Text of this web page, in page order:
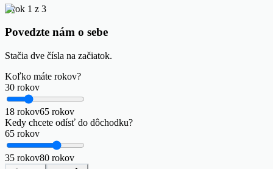
Krok 1 z 3
Povedzte nám o sebe
Stačia dve čísla na začiatok.
Koľko máte rokov?
30 rokov
18 rokov65 rokov
Kedy chcete odísť do dôchodku?
65 rokov
35 rokov80 rokov